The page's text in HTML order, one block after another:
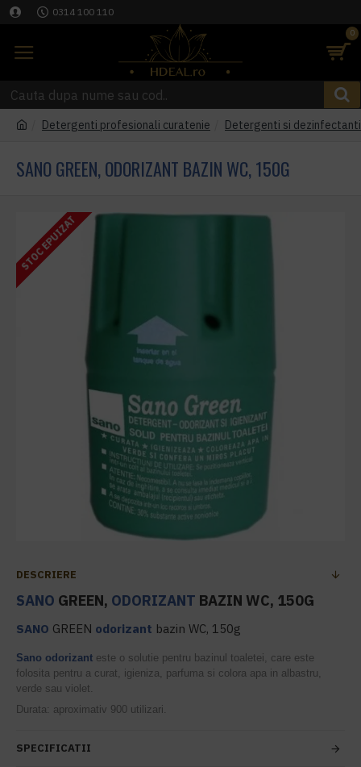
0314 100 110
0
Detergenti profesionali curatenie Detergenti si dezinfectanti
SANO GREEN, ODORIZANT BAZIN WC, 150G
STOC EPUIZAT
DESCRIERE
SANO GREEN, ODORIZANT BAZIN WC, 150G
SANO GREEN odorizant bazin WC, 150g
Sano odorizant este o solutie pentru bazinul toaletei, care este
folosita pentru a curat, igieniza, parfuma si colora apa in albastru,
verde sau violet.
Durata: aproximativ 900 utilizari.
SPECIFICATII